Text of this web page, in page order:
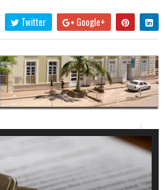
Twitter Google+